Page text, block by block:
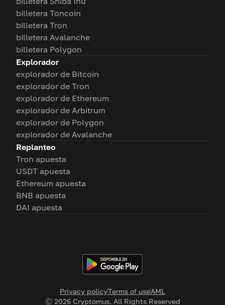
Privacy policyTerms of useAML
Ⓒ 2026Cryptomus. All Rights Reserved
billetera Toncoin
billetera Tron
billetera Avalanche
billetera Polygon
Explorador
explorador de Bitcoin
explorador de Tron
explorador de Ethereum
explorador de Arbitrum
explorador de Polygon
explorador de Avalanche
Replanteo
Tron apuesta
USDT apuesta
Ethereum apuesta
BNB apuesta
DAI apuesta